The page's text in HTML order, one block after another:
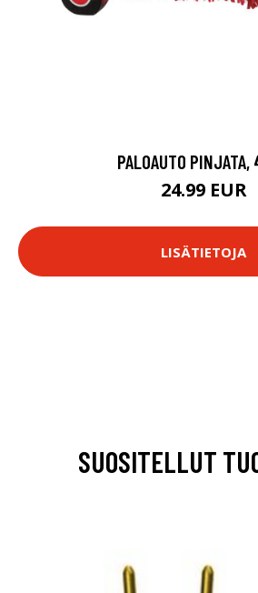
PALOAUTO PINJATA,
24.99 EUR
LISÄTIETOJA
SUOSITELLUT